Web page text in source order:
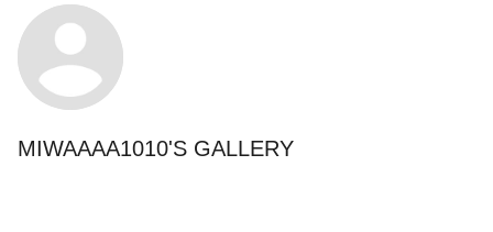
MIWAAAA1010'S GALLERY